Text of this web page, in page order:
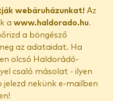
webáruházunkat! Az
a www.haldorado.hu.
a böngésző
az adataidat. Ha
olcsó Haldorádó-
csaló másolat - ilyen
nekünk e-mailben